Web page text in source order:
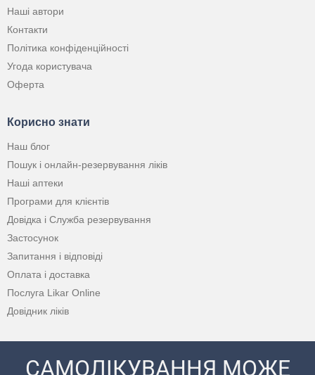
Наші автори
Контакти
Політика конфіденційності
Угода користувача
Оферта
Корисно знати
Наш блог
Пошук і онлайн-резервування ліків
Наші аптеки
Програми для клієнтів
Довідка і Служба резервування
Застосунок
Запитання і відповіді
Оплата і доставка
Послуга Likar Online
Довідник ліків
САМОЛІКУВАННЯ МОЖЕ